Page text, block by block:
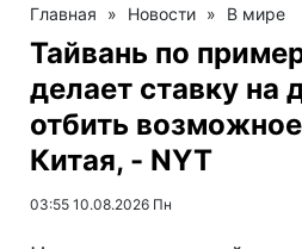
Главная » Новости » В мире
Тайвань по
делает ставку на
отбить
Китая, - NYT
03:55 10.08.2026 Пн